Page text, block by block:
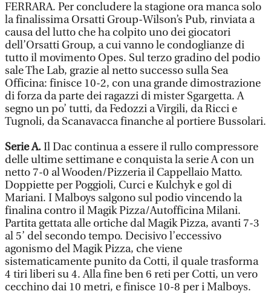
FERRARA. Per concludere la stagione ora manca solo
la finalissima Orsatti Group-Wilson’s Pub, rinviata a
causa del lutto che ha colpito uno dei giocatori
dell’Orsatti Group, a cui vanno le condoglianze di
tutto il movimento Opes. Sul terzo gradino del podio
sale The Lab, grazie al netto successo sulla Sea
Officina: finisce 10-2, con una grande dimostrazione
di forza da parte dei ragazzi di mister Sgargetta. A
segno un po’ tutti, da Fedozzi a Virgili, da Ricci e
Tugnoli, da Scanavacca finanche al portiere Bussolari.
Serie A.Il Dac continua a essere il rullo compressore
delle ultime settimane e conquista la serie A con un
netto 7-0 al Wooden/Pizzeria il Cappellaio Matto.
Doppiette per Poggioli, Curci e Kulchyk e gol di
Mariani. I Malboys salgono sul podio vincendo la
finalina contro il Magik Pizza/Autofficina Milani.
Partita gettata alle ortiche dal Magik Pizza, avanti 7-3
al 5’ del secondo tempo. Decisivo l’eccessivo
agonismo del Magik Pizza, che viene
sistematicamente punito da Cotti, il quale trasforma
4 tiri liberi su 4. Alla fine ben 6 reti per Cotti, un vero
cecchino dai 10 metri, e finisce 10-8 per i Malboys.